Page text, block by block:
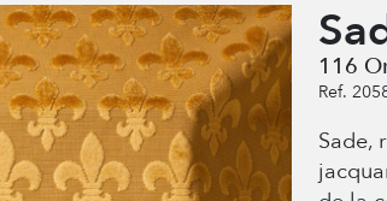
116
Ref.
Sade,